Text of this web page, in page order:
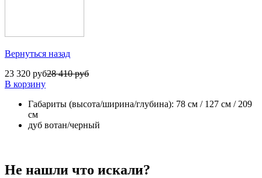
Вернуться назад
23 320 руб28 410 руб
В корзину
Габариты (высота/ширина/глубина): 78 см / 127 см / 209
см
дуб вотан/черный
Не нашли что искали?